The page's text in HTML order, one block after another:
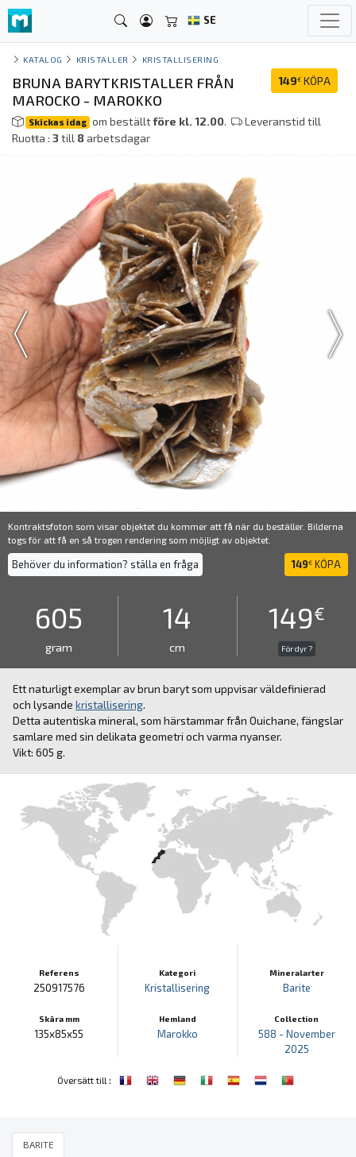
SE
KATALOG KRISTALLER KRISTALLISERING
149€ KÖPA
BRUNA BARYTKRISTALLER FRÅN
MAROCKO - MAROKKO
Skickas idag om beställtföre kl. 12.00.
Leveranstid till
Ruoŧŧa : 3till 8arbetsdagar
Kontraktsfoton som visar objektet du kommer att få när du beställer. Bilderna
togs för att få en så trogen rendering som möjligt av objektet.
Behöver du information? ställa en fråga 149€ KÖPA
605
gram
14
cm
149€
För dyr ?
Ett naturligt exemplar av brun baryt som uppvisar väldefinierad
och lysande kristallisering.
Detta autentiska mineral, som härstammar från Ouichane, fängslar
samlare med sin delikata geometri och varma nyanser.
Vikt: 605 g.
Referens
250917576
Skära mm
135x85x55
Kategori
Kristallisering
Hemland
Marokko
Mineralarter
Barite
Collection
588 - November
2025
Översätt till :
BARITE